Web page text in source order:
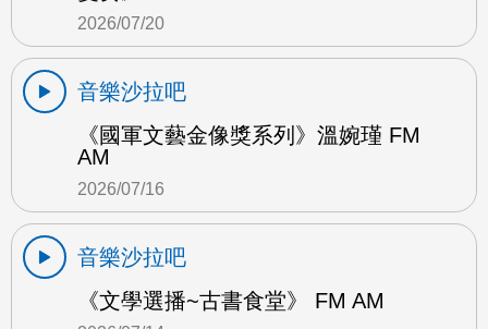
2026/07/20
音樂沙拉吧
《國軍文藝金像獎系列》溫婉瑾 FM
AM
2026/07/16
音樂沙拉吧
《文學選播~古書食堂》 FM AM